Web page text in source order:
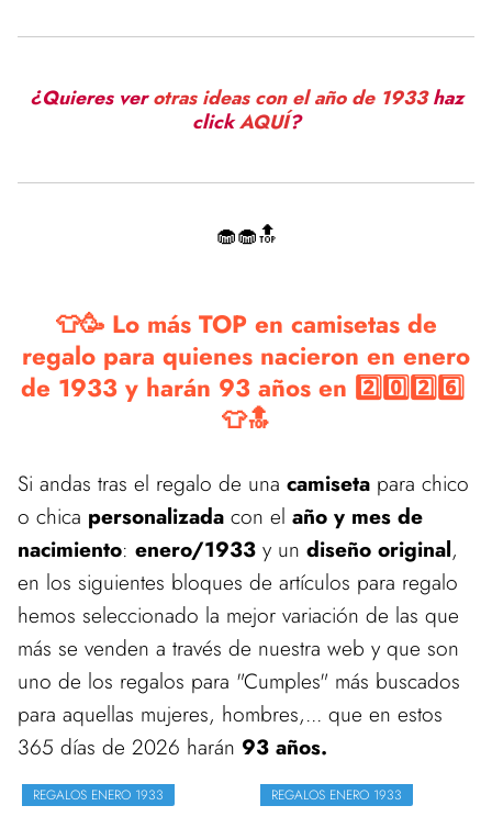
¿Quieres verotras ideas con el año de 1933haz
clickAQUÍ?
🧁🧁🔝
👕🥳 Lo más TOP en camisetas de
regalo para quienes nacieron en enero
de 1933 y harán 93 años en 2️⃣0️⃣2️⃣6️⃣
👕🔝
Si andas tras el regalo de una camiseta para chico
o chica personalizada con el año y mes de
nacimiento: enero/1933 y un diseño original,
en los siguientes bloques de artículos para regalo
hemos seleccionado la mejor variación de las que
más se venden a través de nuestra web y que son
uno de los regalos para "Cumples" más buscados
para aquellas mujeres, hombres,... que en estos
365 días de 2026 harán 93 años.
REGALOS ENERO 1933 REGALOS ENERO 1933